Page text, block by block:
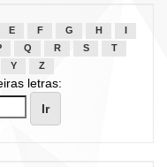
E F G H
Q R S
T
Y Z
letras: